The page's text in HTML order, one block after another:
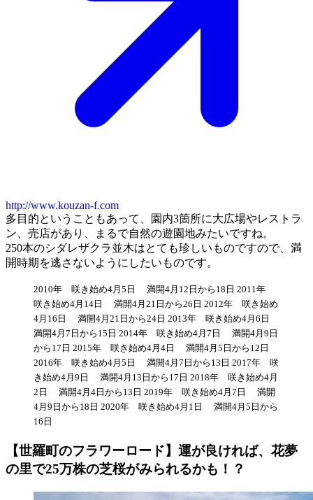
http://www.kouzan-f.com
多目的ということもあって、園内3箇所に大広場やレストラ
ン、売店があり、まるで自然の遊園地みたいですね。
250本のシダレザクラ並木はとても珍しいものですので、満
開時期を逃さないようにしたいものです。
2010年 咲き始め4月5日 満開4月12日から18日 2011年
咲き始め4月14日 満開4月21日から26日 2012年 咲き始め
4月16日 満開4月21日から24日 2013年 咲き始め4月6日
満開4月7日から15日 2014年 咲き始め4月7日 満開4月9日
から17日 2015年 咲き始め4月4日 満開4月5日から12日
2016年 咲き始め4月5日 満開4月7日から13日 2017年 咲
き始め4月9日 満開4月13日から17日 2018年 咲き始め4月
2日 満開4月4日から13日 2019年 咲き始め4月7日 満開
4月9日から18日 2020年 咲き始め4月1日 満開4月5日から
16日
【世羅町のフラワーロード】運が良ければ、花夢
の里で25万株の芝桜がみられるかも！？